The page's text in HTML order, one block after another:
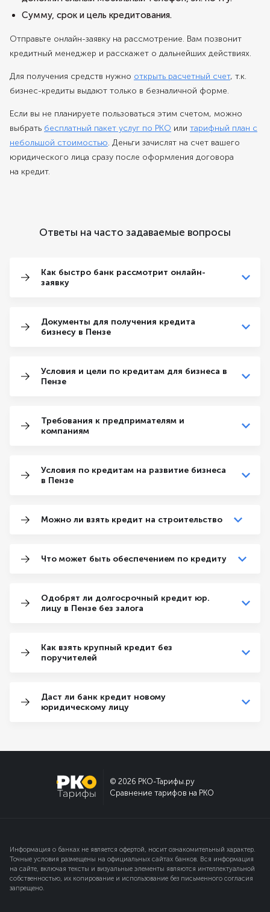
Сумму, срок и цель кредитования.
Отправьте онлайн-заявку на рассмотрение. Вам позвонит
кредитный менеджер и расскажет о дальнейших действиях.
Для получения средств нужно открыть расчетный счет, т.к.
бизнес-кредиты выдают только в безналичной форме.
Если вы не планируете пользоваться этим счетом, можно
выбрать бесплатный пакет услуг по РКО или тарифный план с
небольшой стоимостью. Деньги зачислят на счет вашего
юридического лица сразу после оформления договора
на кредит.
Ответы на часто задаваемые вопросы
Как быстро банк рассмотрит онлайн-
заявку
Документы для получения кредита
бизнесу в Пензе
Условия и цели по кредитам для бизнеса в
Пензе
Требования к предпримателям и
компаниям
Условия по кредитам на развитие бизнеса
в Пензе
Можно ли взять кредит на строительство
Что может быть обеспечением по кредиту
Одобрят ли долгосрочный кредит юр.
лицу в Пензе без залога
Как взять крупный кредит без
поручителей
Даст ли банк кредит новому
юридическому лицу
© 2026 РКО-Тарифы.ру
Сравнение тарифов на РКО
Информация о банках не является офертой, носит ознакомительный характер.
Точные условия размещены на официальных сайтах банков. Вся информация
на сайте, включая тексты и визуальные элементы являются интеллектуальной
собственностью, их копирование и использование без письменного согласия
запрещено.